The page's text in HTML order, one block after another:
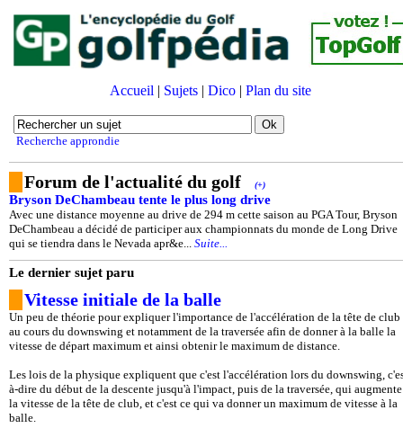
Accueil | Sujets | Dico | Plan du site
Recherche approndie
Forum de l'actualité du golf (+)
Bryson DeChambeau tente le plus long drive
Avec une distance moyenne au drive de 294 m cette saison au PGA Tour, Bryson
DeChambeau a décidé de participer aux championnats du monde de Long Drive
qui se tiendra dans le Nevada apr&e... Suite...
Le dernier sujet paru
Vitesse initiale de la balle
Un peu de théorie pour expliquer l'importance de l'accélération de la tête de club
au cours du downswing et notamment de la traversée afin de donner à la balle la
vitesse de départ maximum et ainsi obtenir le maximum de distance.
Les lois de la physique expliquent que c'est l'accélération lors du downswing,
à-dire du début de la descente jusqu'à l'impact, puis de la traversée, qui augmente
la vitesse de la tête de club, et c'est ce qui va donner un maximum de vitesse à la
balle.